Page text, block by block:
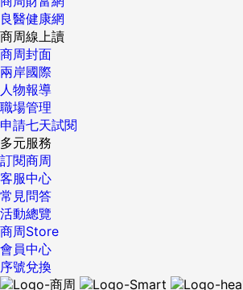
良醫健康網
商周線上讀
商周封面
兩岸國際
人物報導
職場管理
申請七天試閱
多元服務
訂閱商周
客服中心
常見問答
活動總覽
商周Store
會員中心
序號兌換